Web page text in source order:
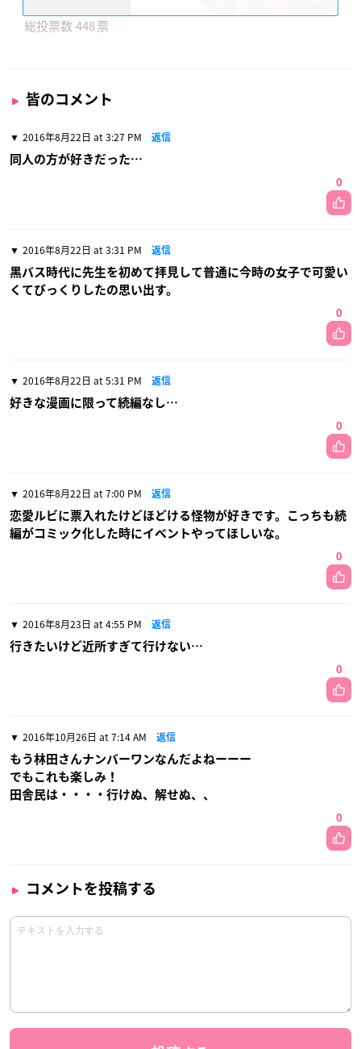
448
皆のコメント
2016年8月22日 at 3:27 PM 返信
同人の方が好きだった…
0
2016年8月22日 at 3:31 PM 返信
黒バス時代に先生を初めて拝見して普通に今時の女子で可愛い
くてびっくりしたの思い出す。
0
2016年8月22日 at 5:31 PM 返信
好きな漫画に限って続編なし…
0
2016年8月22日 at 7:00 PM 返信
恋愛ルビに票入れたけどほどける怪物が好きです。こっちも続
編がコミック化した時にイベントやってほしいな。
0
2016年8月23日 at 4:55 PM 返信
行きたいけど近所すぎて行けない…
0
2016年10月26日 at 7:14 AM 返信
もう林田さんナンバーワンなんだよねーーー
でもこれも楽しみ！
田舎民は・・・・行けぬ、解せぬ、、
0
コメントを投稿する